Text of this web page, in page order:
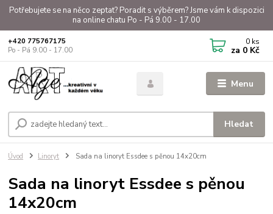
Potřebujete se na něco zeptat? Poradit s výběrem? Jsme vám k dispozici
na online chatu Po - Pá 9.00 - 17.00
Menu
Hledat
+420 775767175
Po - Pá 9.00 - 17.00
0 ks
za 0 Kč
Úvod Linoryt Sada na linoryt Essdee s pěnou 14x20cm
Sada na linoryt Essdee s pěnou
14x20cm